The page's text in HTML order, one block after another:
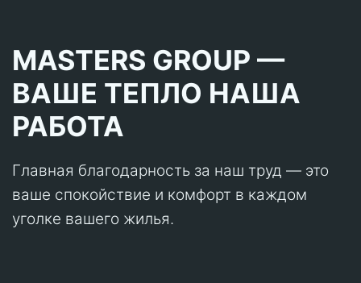
MASTERS GROUP —
ВАШЕ ТЕПЛО НАША
РАБОТА
Главная благодарность за наш труд — это
ваше спокойствие и комфорт в каждом
уголке вашего жилья.